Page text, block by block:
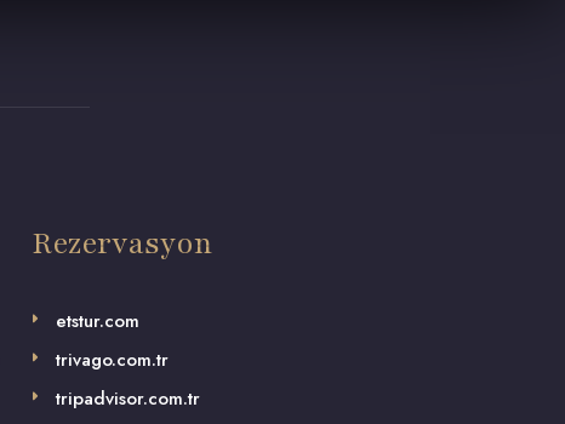
Rezervasyon
etstur.com
trivago.com.tr
tripadvisor.com.tr